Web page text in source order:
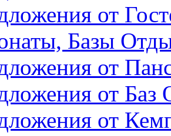
от
Базы
от
от Баз
от